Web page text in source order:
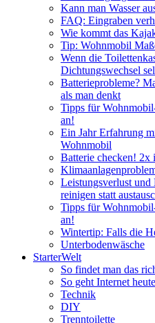
Kann man Wasser
FAQ: Eingraben
Wie kommt das
Tip: Wohnmobil
Wenn die
Dichtungswechsel
Batterieprobleme?
als man denkt
Tipps für
an!
Ein Jahr Erfahrung
Wohnmobil
Batterie checken! 2x
Leistungsverlust
reinigen statt
Tipps für
an!
Wintertip: Falls die
Unterbodenwäsche
StarterWelt
So findet man das
So geht Internet
Technik
DIY
Trenntoilette